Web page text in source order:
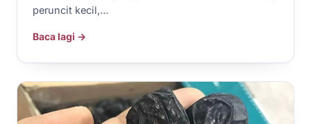
peruncit kecil,…
Baca lagi →